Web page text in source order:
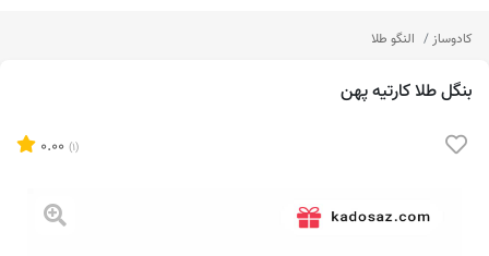
کادوساز النگو طلا
بنگل طلا کارتیه پهن
0.00 (1)